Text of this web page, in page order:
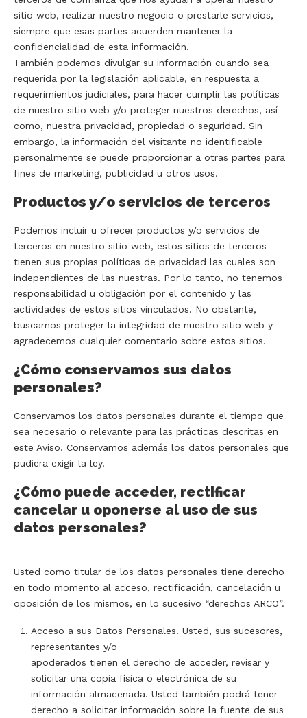
sitio web, realizar nuestro negocio o prestarle servicios,
siempre que esas partes acuerden mantener la
confidencialidad de esta información.
También podemos divulgar su información cuando sea
requerida por la legislación aplicable, en respuesta a
requerimientos judiciales, para hacer cumplir las políticas
de nuestro sitio web y/o proteger nuestros derechos, así
como, nuestra privacidad, propiedad o seguridad. Sin
embargo, la información del visitante no identificable
personalmente se puede proporcionar a otras partes para
fines de marketing, publicidad u otros usos.
Productos y/o servicios de terceros
Podemos incluir u ofrecer productos y/o servicios de
terceros en nuestro sitio web, estos sitios de terceros
tienen sus propias políticas de privacidad las cuales son
independientes de las nuestras. Por lo tanto, no tenemos
responsabilidad u obligación por el contenido y las
actividades de estos sitios vinculados. No obstante,
buscamos proteger la integridad de nuestro sitio web y
agradecemos cualquier comentario sobre estos sitios.
¿Cómo conservamos sus datos
personales?
Conservamos los datos personales durante el tiempo que
sea necesario o relevante para las prácticas descritas en
este Aviso. Conservamos además los datos personales que
pudiera exigir la ley.
¿Cómo puede acceder, rectificar
cancelar u oponerse al uso de sus
datos personales?
Usted como titular de los datos personales tiene derecho
en todo momento al acceso, rectificación, cancelación u
oposición de los mismos, en lo sucesivo “derechos ARCO”.
Acceso a sus Datos Personales. Usted, sus sucesores,
representantes y/o
apoderados tienen el derecho de acceder, revisar y
solicitar una copia física o electrónica de su
información almacenada. Usted también podrá tener
derecho a solicitar información sobre la fuente de sus